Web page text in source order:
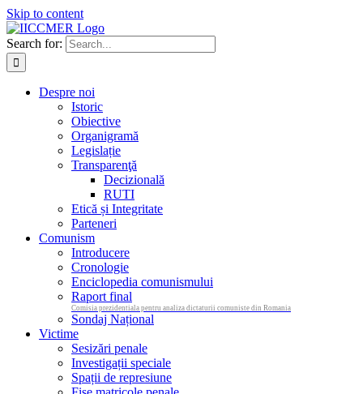
Skip to content
Search for:
Despre noi
Istoric
Obiective
Organigramă
Legislație
Transparenţă
Decizională
RUTI
Etică și Integritate
Parteneri
Comunism
Introducere
Cronologie
Enciclopedia comunismului
Raport final
Comisia prezidentiala pentru analiza dictaturii comuniste din Romania
Sondaj Național
Victime
Sesizări penale
Investigații speciale
Spații de represiune